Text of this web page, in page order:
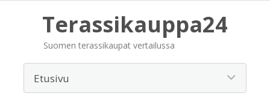
Terassikauppa24
Suomen terassikaupat vertailussa